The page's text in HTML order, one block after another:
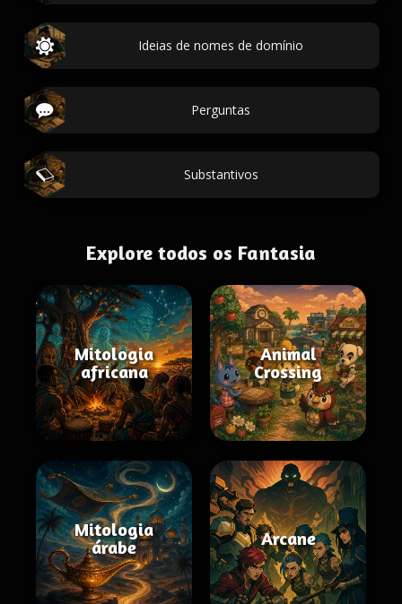
Ideias de nomes de domínio
Perguntas
Substantivos
Explore todos os Fantasia
Mitologia
africana
Animal
Crossing
Mitologia
árabe
Arcane